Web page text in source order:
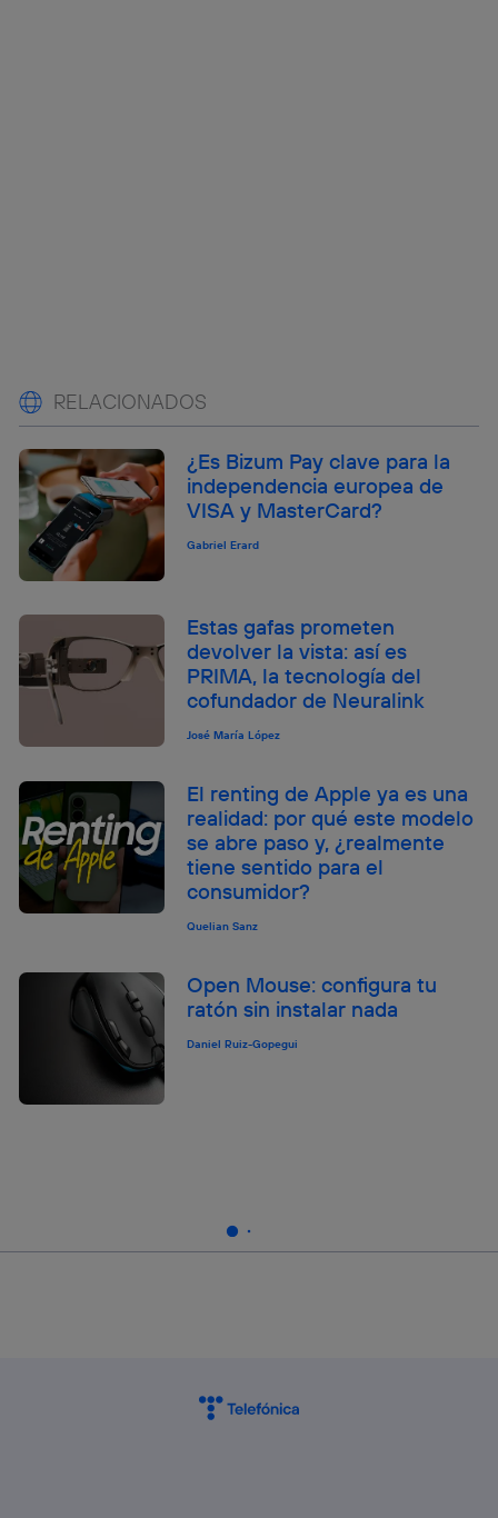
RELACIONADOS
¿Es Bizum Pay clave para la
independencia europea de
VISA y MasterCard?
Gabriel Erard
Estas gafas prometen
devolver la vista: así es
PRIMA, la tecnología del
cofundador de Neuralink
José María López
El renting de Apple ya es una
realidad: por qué este modelo
se abre paso y, ¿realmente
tiene sentido para el
consumidor?
Quelian Sanz
Open Mouse: configura tu
ratón sin instalar nada
Daniel Ruiz-Gopegui